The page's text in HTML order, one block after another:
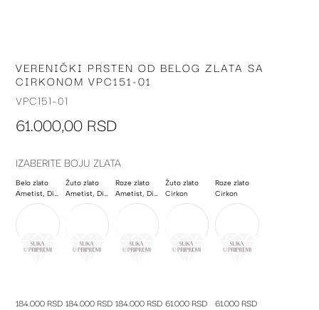
Skip
to
the
of
gallery
VERENIČKI PRSTEN OD BELOG ZLATA SA
CIRKONOM VPC151-01
VPC151-01
61.000,00 RSD
IZABERITE BOJU ZLATA
Belo zlato
Ametist, Dijamant, Poludragi kamen
184.000 RSD
Žuto zlato
Ametist, Dijamant, Poludragi kamen
184.000 RSD
Roze zlato
Ametist, Dijamant, Poludragi kamen
184.000 RSD
Žuto zlato
Cirkon
61.000 RSD
Roze zlato
Cirkon
61.000 RSD